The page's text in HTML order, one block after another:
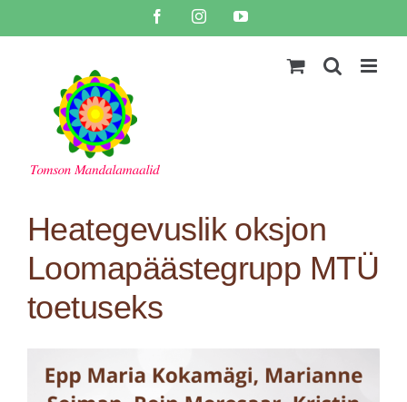
to
FacebookInstagramYouTube
Heategevuslik oksjon
Loomapäästegrupp MTÜ
toetuseks